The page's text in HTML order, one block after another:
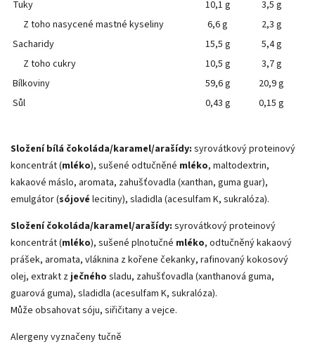
Tuky 10,1 g
3,5 g
Z toho nasycené mastné kyseliny
6,6 g
2,3 g
Sacharidy
15,5 g
5,4 g
Z toho cukry
10,5 g
3,7 g
Bílkoviny
59,6 g
20,9 g
Sůl
0,43 g 0,15 g
Složení bílá čokoláda/karamel/arašídy: syrovátkový proteinový
koncentrát (mléko), sušené odtučněné mléko, maltodextrin,
kakaové máslo, aromata, zahušťovadla (xanthan, guma guar),
emulgátor (sójové lecitiny), sladidla (acesulfam K, sukralóza).
Složení čokoláda/karamel/arašídy: syrovátkový proteinový
koncentrát (mléko), sušené plnotučné mléko, odtučněný kakaový
prášek, aromata, vláknina z kořene čekanky, rafinovaný kokosový
olej, extrakt z ječného sladu, zahušťovadla (xanthanová guma,
guarová guma), sladidla (acesulfam K, sukralóza).
Může obsahovat sóju, siřičitany a vejce.
Alergeny vyznačeny tučně